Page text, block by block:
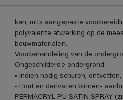
kan, mits aangepaste
polyvalente afwerking op de
bouwmaterialen.
Voorbehandeling van de
Ongeschilderde ondergrond
• Indien nodig schuren,
• Hout en derivaten binnen-
PERMACRYL PU SATIN SPRAY